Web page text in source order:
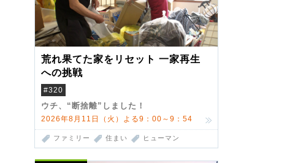
荒れ果てた家をリセット 一家再生
への挑戦
#320
ウチ、“断捨離”しました！
2026年8月11日（火）よる9：00～9：54
ファミリー 住まい ヒューマン